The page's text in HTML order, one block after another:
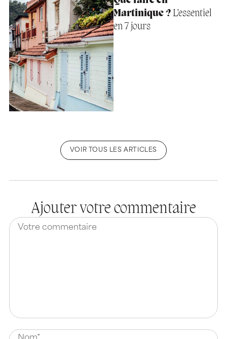
Martinique ?L’essentiel
en 7 jours
VOIR TOUS LES ARTICLES
Ajouter votre commentaire